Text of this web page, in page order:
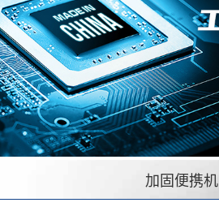
加固便携机